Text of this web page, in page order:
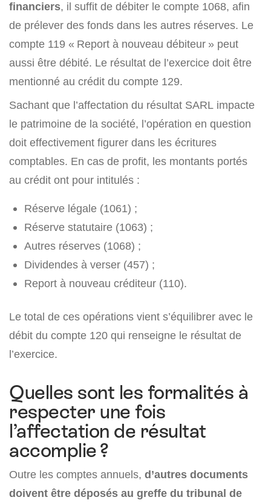
financiers, il suffit de débiter le compte 1068, afin
de prélever des fonds dans les autres réserves. Le
compte 119 « Report à nouveau débiteur » peut
aussi être débité. Le résultat de l’exercice doit être
mentionné au crédit du compte 129.
Sachant que l’affectation du résultat SARL impacte
le patrimoine de la société, l’opération en question
doit effectivement figurer dans les écritures
comptables. En cas de profit, les montants portés
au crédit ont pour intitulés :
Réserve légale (1061) ;
Réserve statutaire (1063) ;
Autres réserves (1068) ;
Dividendes à verser (457) ;
Report à nouveau créditeur (110).
Le total de ces opérations vient s’équilibrer avec le
débit du compte 120 qui renseigne le résultat de
l’exercice.
Quelles sont les formalités à
respecter une fois
l’affectation de résultat
accomplie ?
Outre les comptes annuels, d’autres documents
doivent être déposés au greffe du tribunal de